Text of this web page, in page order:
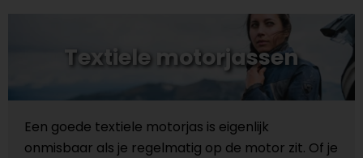
Textiele motorjassen
Een goede textiele motorjas is eigenlijk
onmisbaar als je regelmatig op de motor zit. Of je